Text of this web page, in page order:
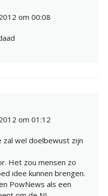
om 00:08
om 01:12
zal wel doelbewust zijn
Het zou mensen zo
idee kunnen brengen.
PowNews als een